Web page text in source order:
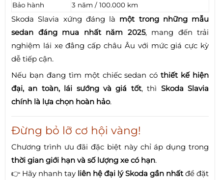
Bảo hành
3 năm / 100.000 km
Skoda Slavia xứng đáng là một trong những mẫu
sedan đáng mua nhất năm 2025, mang đến trải
nghiệm lái xe đẳng cấp châu Âu với mức giá cực kỳ
dễ tiếp cận.
Nếu bạn đang tìm một chiếc sedan cóthiết kế hiện
đại, an toàn, lái sướng và giá tốt, thì Skoda Slavia
chính là lựa chọn hoàn hảo.
Đừng bỏ lỡ cơ hội vàng!
Chương trình ưu đãi đặc biệt này chỉ áp dụng trong
thời gian giới hạn và số lượng xe có hạn.
👉 Hãy nhanh tay liên hệ đại lý Skoda gần nhất để đặt